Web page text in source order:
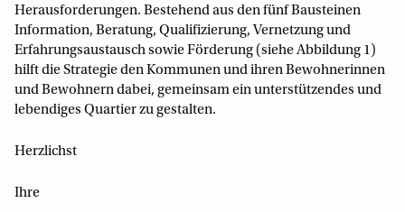
Herausforderungen. Bestehend aus den fünf Bausteinen
Information, Beratung, Qualifizierung, Vernetzung und
Erfahrungsaustausch sowie Förderung (siehe Abbildung 1)
hilft die Strategie den Kommunen und ihren Bewohnerinnen
und Bewohnern dabei, gemeinsam ein unterstützendes und
lebendiges Quartier zu gestalten.
Herzlichst
Ihre